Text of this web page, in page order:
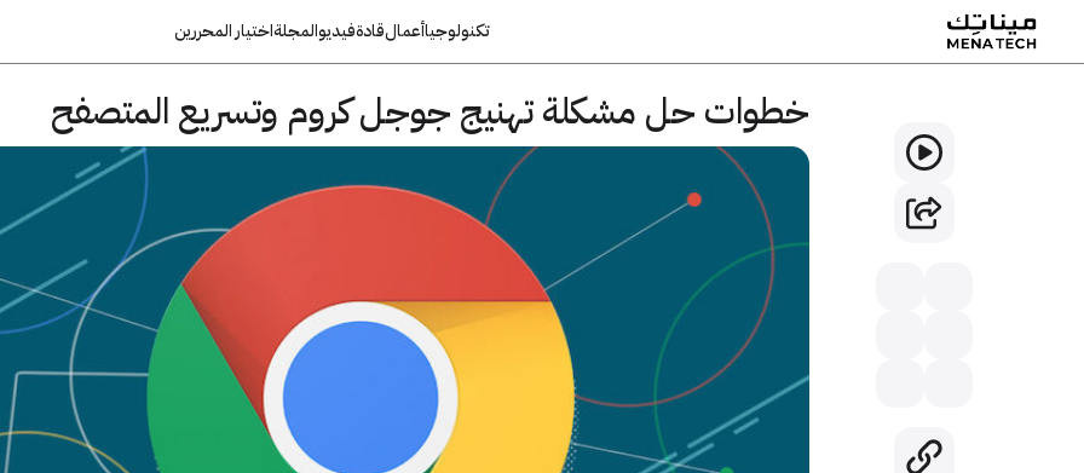
تكنولوجياأعمالقادةفيديوالمجلةاختيار المحررين
خطوات حل مشكلة تهنيج جوجل كروم وتسريع المتصفح